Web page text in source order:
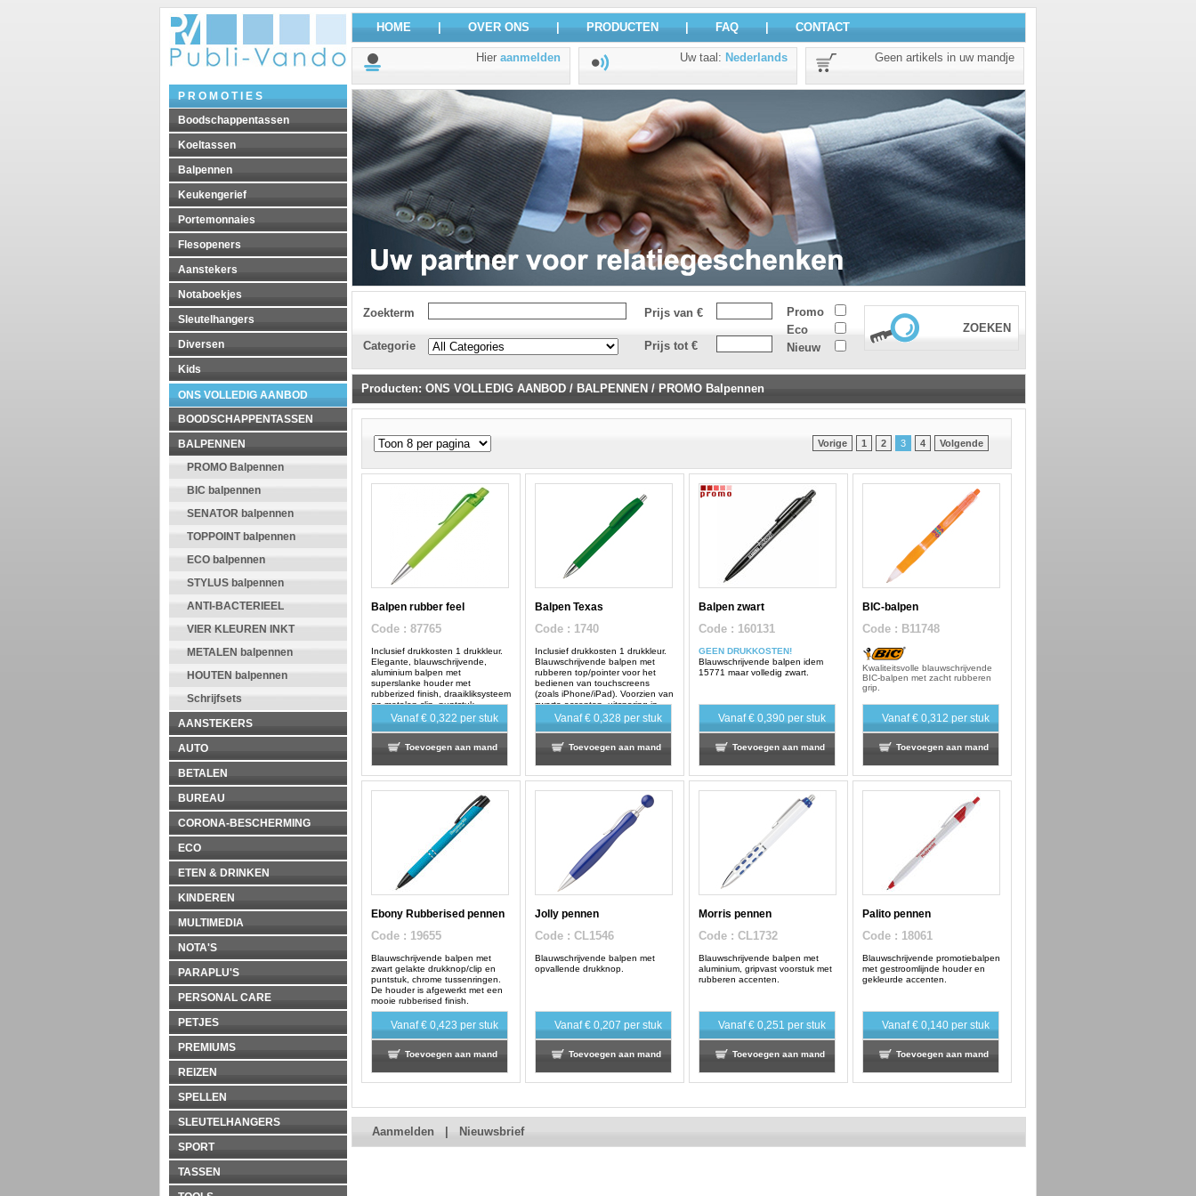
P R O M O T I E S
Boodschappentassen
Koeltassen
Balpennen
Keukengerief
Portemonnaies
Flesopeners
Aanstekers
Notaboekjes
Sleutelhangers
Diversen
Kids
ONS VOLLEDIG AANBOD
BOODSCHAPPENTASSEN
BALPENNEN
PROMO Balpennen
BIC balpennen
SENATOR balpennen
TOPPOINT balpennen
ECO balpennen
STYLUS balpennen
ANTI-BACTERIEEL
VIER KLEUREN INKT
METALEN balpennen
HOUTEN balpennen
Schrijfsets
AANSTEKERS
AUTO
BETALEN
BUREAU
CORONA-BESCHERMING
ECO
ETEN & DRINKEN
KINDEREN
MULTIMEDIA
NOTA'S
PARAPLU'S
PERSONAL CARE
PETJES
PREMIUMS
REIZEN
SPELLEN
SLEUTELHANGERS
SPORT
TASSEN
HOME OVER ONS PRODUCTEN FAQ CONTACT
Hier aanmelden Uw taal : Nederlands Geen artikels in uw mandje
Zoekterm Prijs van €
Promo
Eco
Nieuw
ZOEKEN
Categorie
Prijs tot €
Producten: ONS VOLLEDIG AANBOD / BALPENNEN / PROMO Balpennen
Vorige 1 2 3 4 Volgende
Balpen rubber feel
Code : 87765
Inclusief drukkosten 1 drukkleur.
Elegante, blauwschrijvende,
aluminium balpen met
superslanke houder met
rubberized finish, draaikliksysteem
en metalen clip, puntstuk,
tussenring en top.
Vanaf€ 0,322 per stuk
Toevoegen aan mand
Balpen Texas
Code : 1740
Inclusief drukkosten 1 drukkleur.
Blauwschrijvende balpen met
rubberen top/pointer voor het
bedienen van touchscreens
(zoals iPhone/iPad). Voorzien van
zwarte accenten, uitsparing in
metalen clip en draaikliksysteem.
Vanaf€ 0,328 per stuk
Toevoegen aan mand
Balpen zwart
Code : 160131
GEEN DRUKKOSTEN!
Blauwschrijvende balpen idem
15771 maar volledig zwart.
Vanaf€ 0,390 per stuk
Toevoegen aan mand
BIC-balpen
Code : B11748
Kwaliteitsvolle blauwschrijvende
BIC-balpen met zacht rubberen
grip.
Vanaf€ 0,312 per stuk
Toevoegen aan mand
Ebony Rubberised pennen
Code : 19655
Blauwschrijvende balpen met
zwart gelakte drukknop/clip en
puntstuk, chrome tussenringen.
De houder is afgewerkt met een
mooie rubberised finish.
Vanaf€ 0,423 per stuk
Toevoegen aan mand
Jolly pennen
Code : CL1546
Blauwschrijvende balpen met
opvallende drukknop.
Vanaf€ 0,207 per stuk
Toevoegen aan mand
Morris pennen
Code : CL1732
Blauwschrijvende balpen met
aluminium, gripvast voorstuk met
rubberen accenten.
Vanaf€ 0,251 per stuk
Toevoegen aan mand
Palito pennen
Code : 18061
Blauwschrijvende promotiebalpen
met gestroomlijnde houder en
gekleurde accenten.
Vanaf€ 0,140 per stuk
Toevoegen aan mand
Aanmelden Nieuwsbrief